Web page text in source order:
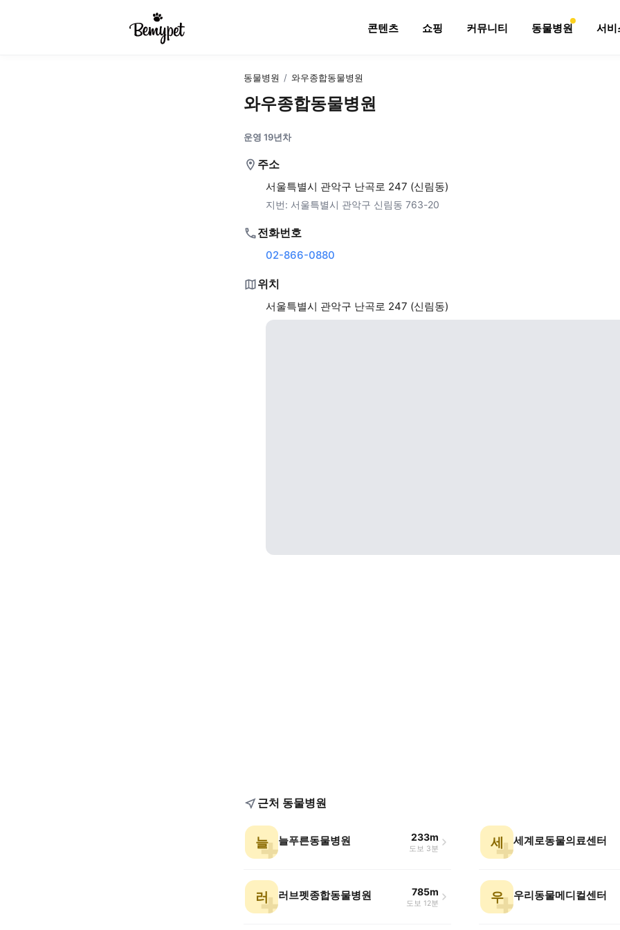
콘텐츠 쇼핑 커뮤니티 동물병원 서비
동물병원 / 와우종합동물병원
와우종합동물병원
운영 19년차
주소
서울특별시 관악구 난곡로 247 (신림동)
지번: 서울특별시 관악구 신림동 763-20
전화번호
02-866-0880
위치
서울특별시 관악구 난곡로 247 (신림동)
근처 동물병원
늘 늘푸른동물병원 233m
도보 3분 세 세계로동물의료센터
러 러브펫종합동물병원 785m
도보 12분 우 우리동물메디컬센터